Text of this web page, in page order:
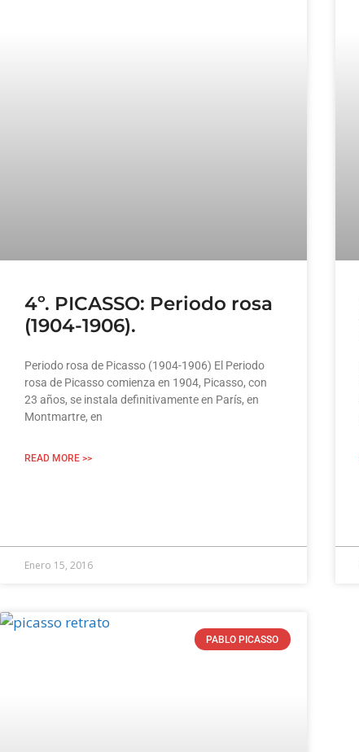
4º. PICASSO: Periodo rosa
(1904-1906).
Periodo rosa de Picasso (1904-1906) El Periodo
rosa de Picasso comienza en 1904, Picasso, con
23 años, se instala definitivamente en París, en
Montmartre, en
READ MORE >>
Enero 15, 2016
PABLO PICASSO